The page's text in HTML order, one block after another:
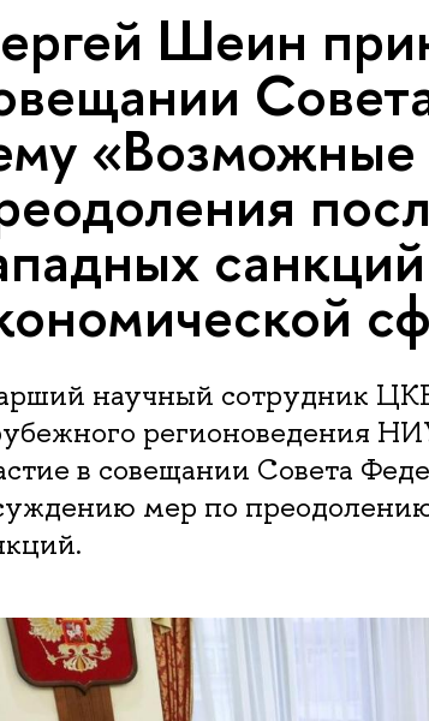
Шеин
«Возможные
научный сотрудник
регионоведения
в совещании Совета
мер по